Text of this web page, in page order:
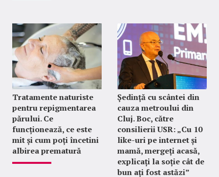
Tratamente naturiste
pentru repigmentarea
părului. Ce
funcționează, ce este
mit și cum poți încetini
albirea prematură
Ședință cu scântei din
cauza metroului din
Cluj. Boc, către
consilierii USR: „Cu 10
like-uri pe internet și
mamă, mergeți acasă,
explicați la soție cât de
bun ați fost astăzi”